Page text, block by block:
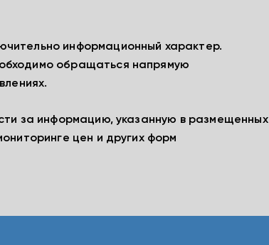
информационный характер.
обращаться напрямую
за информацию, указанную в размещенных
цен и других форм